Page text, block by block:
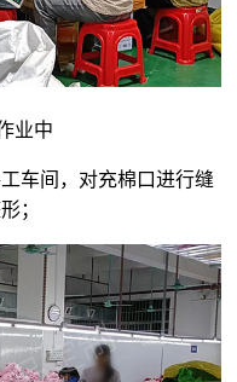
业中
车间，对充棉口进行缝
；